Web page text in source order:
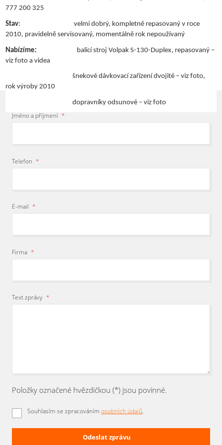
777 200 325
Stav: velmi dobrý, kompletně repasovaný v roce
2010, pravidelně servisovaný, momentálně rok nepoužívaný
Nabízíme: balicí stroj Volpak S-130-Duplex, repasovaný –
viz foto a videa
šnekové dávkovací zařízení dvojité – viz foto,
rok výroby 2010
dopravníky odsunové – viz foto
požadavků a společně s
kompletníbalicí linku.
Nikola Belžíková - Obchodnice
Jméno a příjmení *
Telefon *
E-mail *
Firma *
Text zprávy *
Položky označené hvězdičkou (*) jsou povinné.
Souhlasím se zpracovánímosobních údajů.
Odeslat zprávu